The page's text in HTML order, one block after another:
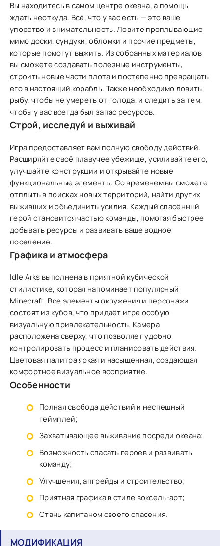
Вы находитесь в самом центре океана, а помощь
ждать неоткуда. Всё, что у вас есть — это ваше
упорство и внимательность. Ловите проплывающие
мимо доски, сундуки, обломки и прочие предметы,
которые помогут выжить. Из собранных материалов
вы сможете создавать полезные инструменты,
строить новые части плота и постепенно превращать
его в настоящий корабль. Также необходимо ловить
рыбу, чтобы не умереть от голода, и следить за тем,
чтобы у вас всегда был запас ресурсов.
Строй, исследуй и выживай
Игра предоставляет вам полную свободу действий.
Расширяйте своё плавучее убежище, усиливайте его,
улучшайте конструкции и открывайте новые
функциональные элементы. Со временем вы сможете
отплыть в поисках новых территорий, найти других
выживших и объединить усилия. Каждый спасённый
герой становится частью команды, помогая быстрее
добывать ресурсы и развивать ваше водное
поселение.
Графика и атмосфера
Idle Arks выполнена в приятной кубической
стилистике, которая напоминает популярный
Minecraft. Все элементы окружения и персонажи
состоят из кубов, что придаёт игре особую
визуальную привлекательность. Камера
расположена сверху, что позволяет удобно
контролировать процесс и планировать действия.
Цветовая палитра яркая и насыщенная, создающая
комфортное визуальное восприятие.
Особенности
Полная свобода действий и неспешный
геймплей;
Захватывающее выживание посреди океана;
Возможность спасать героев и развивать
команду;
Улучшения, апгрейды и строительство;
Приятная графика в стиле воксель-арт;
Стань капитаном своего спасения.
МОДИФИКАЦИЯ